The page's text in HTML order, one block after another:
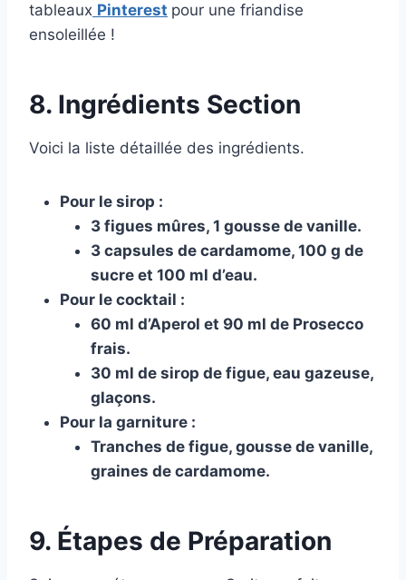
tableaux Pinterest pour une friandise
ensoleillée !
8. Ingrédients Section
Voici la liste détaillée des ingrédients.
Pour le sirop :
3 figues mûres, 1 gousse de vanille.
3 capsules de cardamome, 100 g de
sucre et 100 ml d’eau.
Pour le cocktail :
60 ml d’Aperol et 90 ml de Prosecco
frais.
30 ml de sirop de figue, eau gazeuse,
glaçons.
Pour la garniture :
Tranches de figue, gousse de vanille,
graines de cardamome.
9. Étapes de Préparation